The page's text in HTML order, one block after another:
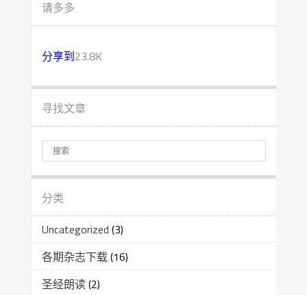
请多多
分享到23.8K
寻找文章
分类
Uncategorized (3)
各期杂志下载(16)
圣经朗读(2)